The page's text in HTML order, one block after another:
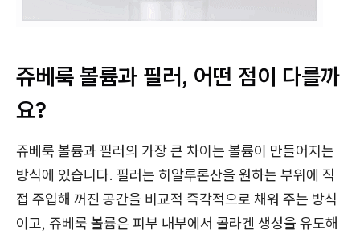
쥬베룩 볼륨과 필러, 어떤 점이 다를까
요?
쥬베룩 볼륨과 필러의 가장 큰 차이는 볼륨이 만들어지는
방식에 있습니다. 필러는 히알루론산을 원하는 부위에 직
접 주입해 꺼진 공간을 비교적 즉각적으로 채워 주는 방식
이고, 쥬베룩 볼륨은 피부 내부에서 콜라겐 생성을 유도해